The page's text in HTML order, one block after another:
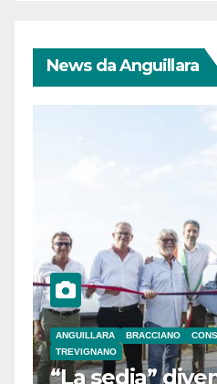
News da Anguillara
ANGUILLARA BRACCIANO
TREVIGNANO
“La sedia”